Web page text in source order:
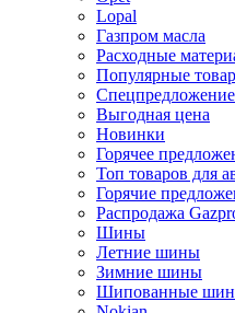
Lopal
Газпром масла
Расходные
Популярные
Спецпредложение
Выгодная цена
Новинки
Горячее
Топ товаров для
Горячие
Распродажа
Шины
Летние шины
Зимние шины
Шипованные